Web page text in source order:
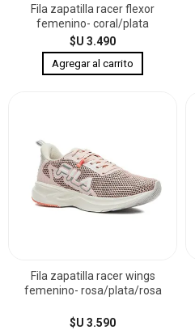
Fila zapatilla racer flexor
femenino- coral/plata
$U 3.490
Fila zapatilla racer wings
femenino- rosa/plata/rosa
$U 3.590